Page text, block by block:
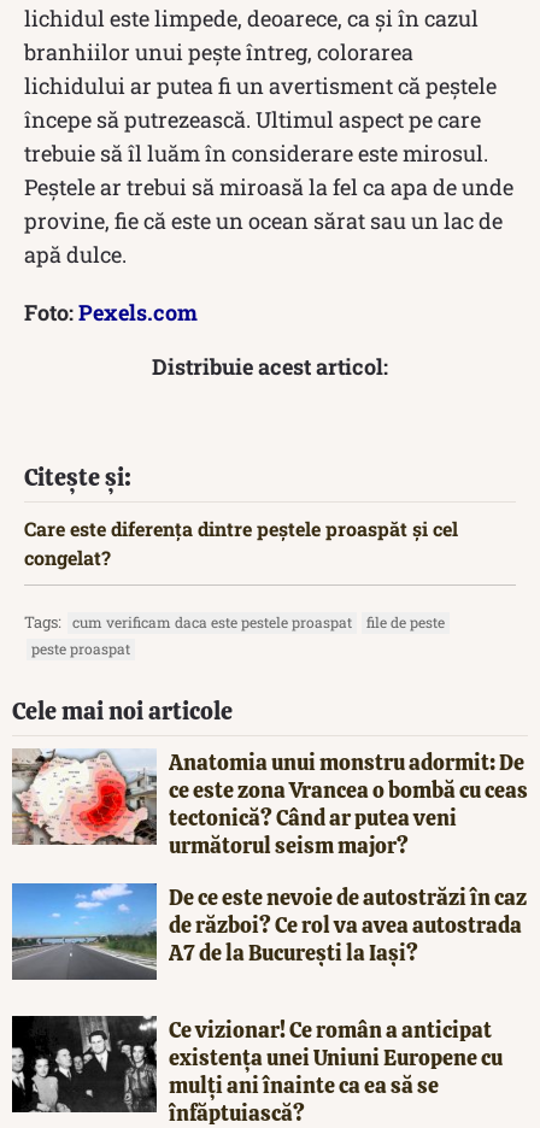
lichidul este limpede, deoarece, ca și în cazul
branhiilor unui pește întreg, colorarea
lichidului ar putea fi un avertisment că peștele
începe să putrezească. Ultimul aspect pe care
trebuie să îl luăm în considerare este mirosul.
Peștele ar trebui să miroasă la fel ca apa de unde
provine, fie că este un ocean sărat sau un lac de
apă dulce.
Foto:Pexels.com
Distribuie acest articol:
Citește și:
Care este diferența dintre peștele proaspăt și cel
congelat?
Tags: cum verificam daca este pestele proaspat
file de peste
peste proaspat
Cele mai noi articole
Anatomia unui monstru adormit: De
ce este zona Vrancea o bombă cu ceas
tectonică? Când ar putea veni
următorul seism major?
De ce este nevoie de autostrăzi în caz
de război? Ce rol va avea autostrada
A7 de la București la Iași?
Ce vizionar! Ce român a anticipat
existența unei Uniuni Europene cu
mulți ani înainte ca ea să se
înfăptuiască?